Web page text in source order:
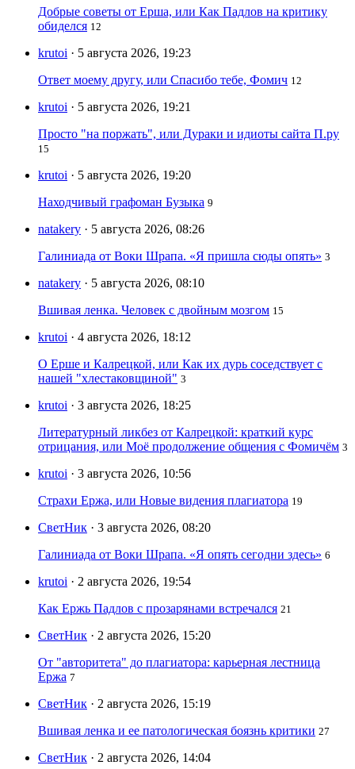
Добрые советы от Ерша, или Как Падлов на критику
обиделся 12
krutoi · 5 августа 2026, 19:23
Ответ моему другу, или Спасибо тебе, Фомич 12
krutoi · 5 августа 2026, 19:21
Просто "на поржать", или Дураки и идиоты сайта П.ру
15
krutoi · 5 августа 2026, 19:20
Находчивый графоман Бузыка 9
natakery · 5 августа 2026, 08:26
Галиниада от Воки Шрапа. «Я пришла сюды опять» 3
natakery · 5 августа 2026, 08:10
Вшивая ленка. Человек с двойным мозгом 15
krutoi · 4 августа 2026, 18:12
О Ерше и Калрецкой, или Как их дурь соседствует с
нашей "хлестаковщиной" 3
krutoi · 3 августа 2026, 18:25
Литературный ликбез от Калрецкой: краткий курс
отрицания, или Моё продолжение общения с Фомичём 3
krutoi · 3 августа 2026, 10:56
Страхи Ержа, или Новые видения плагиатора 19
СветНик · 3 августа 2026, 08:20
Галиниада от Воки Шрапа. «Я опять сегодни здесь» 6
krutoi · 2 августа 2026, 19:54
Как Ержь Падлов с прозарянами встречался 21
СветНик · 2 августа 2026, 15:20
От "авторитета" до плагиатора: карьерная лестница
Ержа 7
СветНик · 2 августа 2026, 15:19
Вшивая ленка и ее патологическая боязнь критики 27
СветНик · 2 августа 2026, 14:04